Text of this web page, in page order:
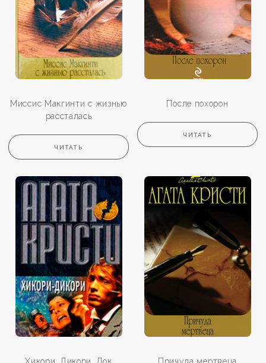
Миссис Макгинти с жизнью
рассталась
ЧИТАТЬ
После похорон
ЧИТАТЬ
Хикори, Дикори, Док Причуда мертвеца